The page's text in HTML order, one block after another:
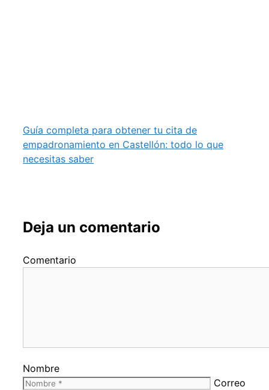
Guía completa para obtener tu cita de
empadronamiento en Castellón: todo lo que
necesitas saber
Deja un comentario
Comentario
Nombre
Correo